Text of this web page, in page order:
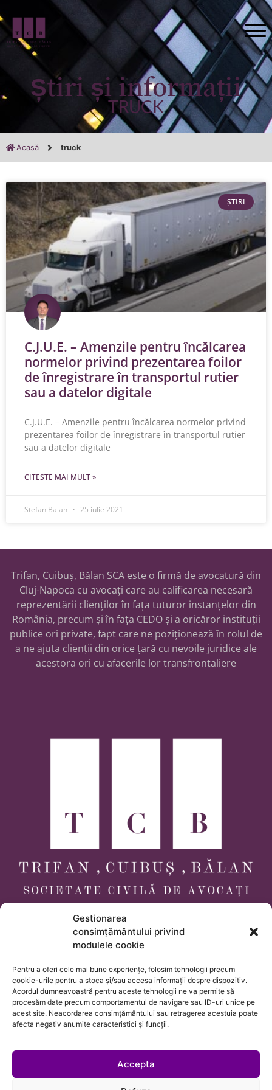
Gestionarea
consimțământului privind
modulele cookie
Pentru a oferi cele mai bune experiențe, folosim tehnologii precum
cookie-urile pentru a stoca și/sau accesa informații despre dispozitiv.
Acordul dumneavoastră pentru aceste tehnologii ne va permite să
procesăm date precum comportamentul de navigare sau ID-uri unice pe
acest site. Neacordarea consimțământului sau retragerea acestuia poate
afecta negativ anumite caracteristici și funcții.
Accepta
Știri și informații
TRUCK
Acasă truck
ȘTIRI
C.J.U.E. – Amenzile pentru încălcarea
normelor privind prezentarea foilor
de înregistrare în transportul rutier
sau a datelor digitale
C.J.U.E. – Amenzile pentru încălcarea normelor privind
prezentarea foilor de înregistrare în transportul rutier
sau a datelor digitale
CITESTE MAI MULT »
Stefan Balan 25 iulie 2021
Trifan, Cuibuș, Bălan SCA este o firmă de avocatură din
Cluj-Napoca cu avocați care au calificarea necesară
reprezentării clienților în fața tuturor instanțelor din
România, precum și în fața CEDO și a oricăror instituții
publice ori private, fapt care ne poziționează în rolul de
a ne ajuta clienții din orice țară cu nevoile juridice ale
acestora ori cu afacerile lor transfrontaliere